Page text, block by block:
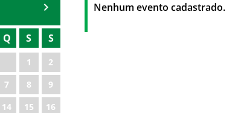
Q S S
1
2
7 8
9
14 15
16
Nenhum evento cadastrado.